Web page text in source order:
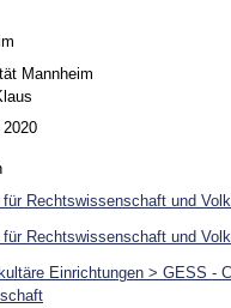
Mannheim
für Rechtswissenschaft und
für Rechtswissenschaft und
Einrichtungen > GESS -